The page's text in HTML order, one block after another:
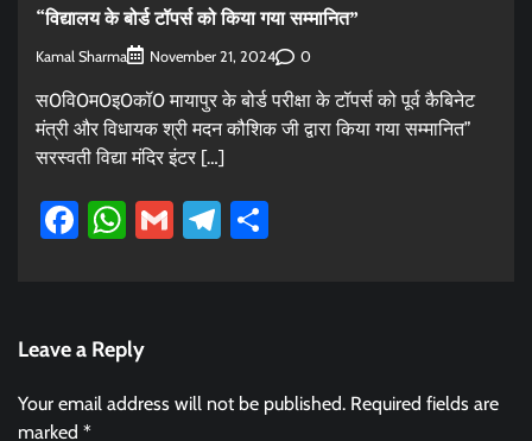
“विद्यालय के बोर्ड टॉपर्स को किया गया सम्मानित”
Kamal Sharma November 21, 2024 0
स0वि0म0इ0कॉ0 मायापुर के बोर्ड परीक्षा के टॉपर्स को पूर्व कैबिनेट
मंत्री और विधायक श्री मदन कौशिक जी द्वारा किया गया सम्मानित”
सरस्वती विद्या मंदिर इंटर […]
Facebook
WhatsApp
GmailTelegram
Leave a Reply
Your email address will not be published. Required fields are
marked *